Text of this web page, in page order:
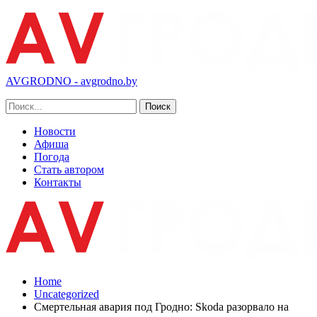
AVGRODNO - avgrodno.by
Новости
Афиша
Погода
Стать автором
Контакты
Home
Uncategorized
Смертельная авария под Гродно: Skoda разорвало на